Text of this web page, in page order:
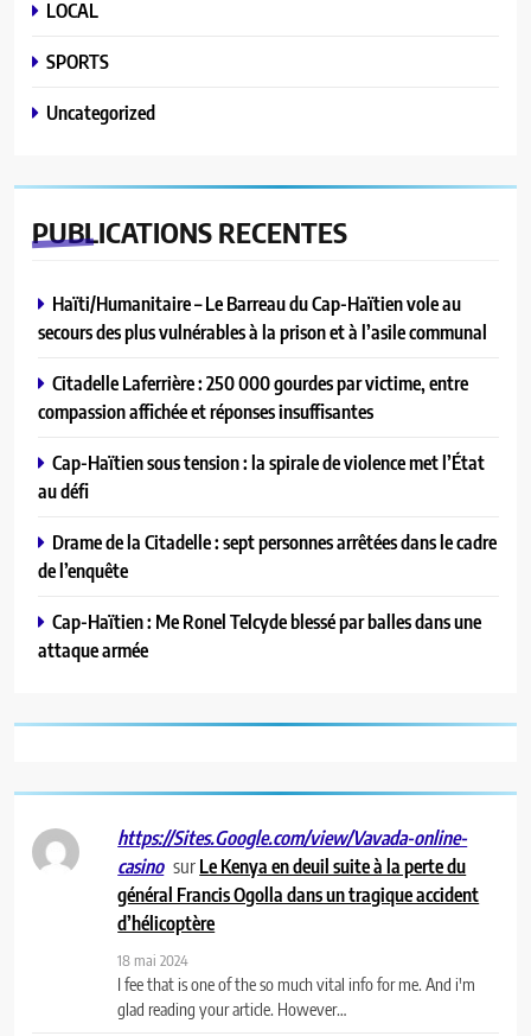
LOCAL
SPORTS
Uncategorized
PUBLICATIONS RECENTES
Haïti/Humanitaire – Le Barreau du Cap-Haïtien vole au
secours des plus vulnérables à la prison et à l’asile communal
Citadelle Laferrière : 250 000 gourdes par victime, entre
compassion affichée et réponses insuffisantes
Cap-Haïtien sous tension : la spirale de violence met l’État
au défi
Drame de la Citadelle : sept personnes arrêtées dans le cadre
de l’enquête
Cap-Haïtien : Me Ronel Telcyde blessé par balles dans une
attaque armée
https://Sites.Google.com/view/Vavada-online-
casino surLe Kenya en deuil suite à la perte du
général Francis Ogolla dans un tragique accident
d’hélicoptère
18 mai 2024
I fee that is one of the so much vital info for me. And i'm
glad reading your article. However…